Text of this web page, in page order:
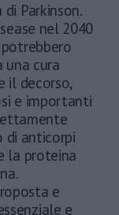
Parkinson.
nel 2040
una cura
il decorso,
e importanti
di anticorpi
la proteina
e
e